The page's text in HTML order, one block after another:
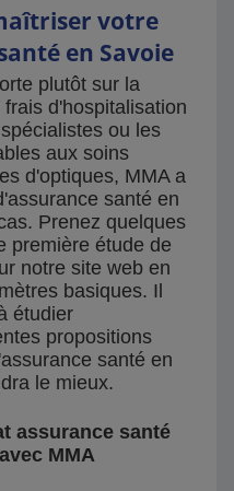
votre
en Savoie
plutôt sur la
d'hospitalisation
ou les
aux soins
d'optiques, MMA a
santé en
Prenez quelques
première étude de
notre site web en
basiques. Il
étudier
propositions
santé en
le mieux.
assurance santé
MMA